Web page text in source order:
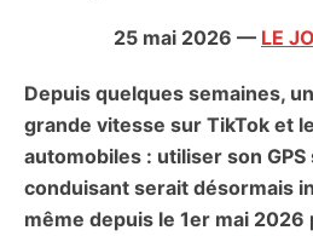
25 mai 2026 — LE
Depuis quelques semaines,
grande vitesse sur TikTok et
automobiles : utiliser son
conduisant serait désormais
même depuis le 1er mai 2026